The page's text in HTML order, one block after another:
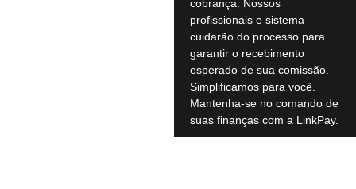
cobrança. Nossos
profissionais e sistema
cuidarão do processo para
garantir o recebimento
esperado de sua comissão.
Simplificamos para você.
Mantenha-se no comando de
suas finanças com a LinkPay.